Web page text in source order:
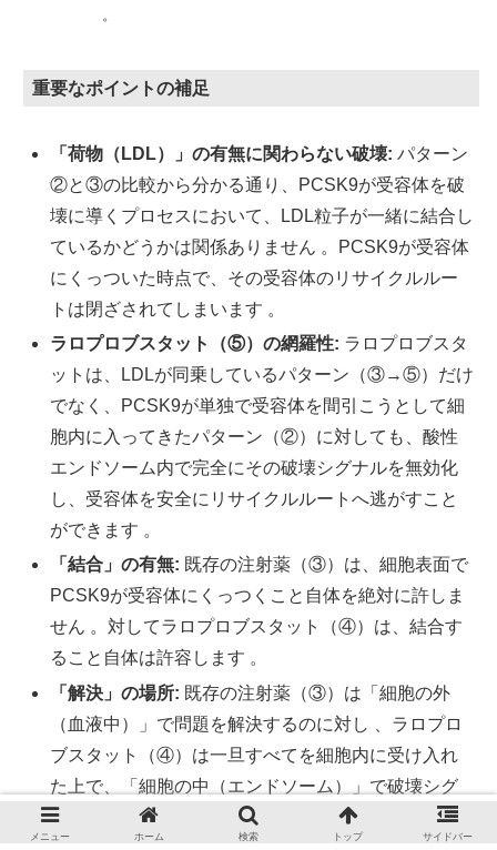
。
重要なポイントの補足
「荷物（LDL）」の有無に関わらない破壊: パターン
②と③の比較から分かる通り、PCSK9が受容体を破
壊に導くプロセスにおいて、LDL粒子が一緒に結合し
ているかどうかは関係ありません 。PCSK9が受容体
にくっついた時点で、その受容体のリサイクルルー
トは閉ざされてしまいます 。
ラロプロブスタット（⑤）の網羅性: ラロプロブスタ
ットは、LDLが同乗しているパターン（③→⑤）だけ
でなく、PCSK9が単独で受容体を間引こうとして細
胞内に入ってきたパターン（②）に対しても、酸性
エンドソーム内で完全にその破壊シグナルを無効化
し、受容体を安全にリサイクルルートへ逃がすこと
ができます 。
「結合」の有無: 既存の注射薬（③）は、細胞表面で
PCSK9が受容体にくっつくこと自体を絶対に許しま
せん 。対してラロプロブスタット（④）は、結合す
ること自体は許容します 。
「解決」の場所: 既存の注射薬（③）は「細胞の外
（血液中）」で問題を解決するのに対し 、ラロプロ
ブスタット（④）は一旦すべてを細胞内に受け入れ
た上で、「細胞の中（エンドソーム）」で破壊シグ
ナルを無効化して受容体を救出します 。
メニュー ホーム 検索 トップ サイドバー